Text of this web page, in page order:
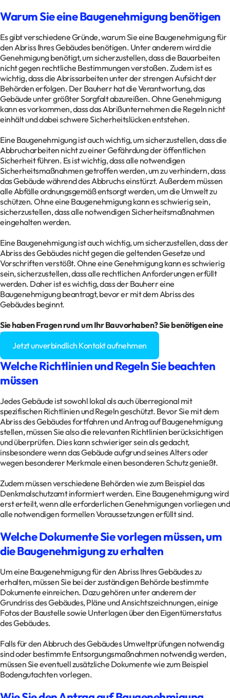
Warum Sie eine Baugenehmigung benötigen
Es gibt verschiedene Gründe, warum Sie eine Baugenehmigung für
den Abriss Ihres Gebäudes benötigen. Unter anderem wird die
Genehmigung benötigt, um sicherzustellen, dass die Bauarbeiten
nicht gegen rechtliche Bestimmungen verstoßen. Zudem ist es
wichtig, dass die Abrissarbeiten unter der strengen Aufsicht der
Behörden erfolgen. Der Bauherr hat die Verantwortung, das
Gebäude unter größter Sorgfalt abzureißen. Ohne Genehmigung
kann es vorkommen, dass das Abrißunternehmen die Regeln nicht
einhält und dabei schwere Sicherheitslücken entstehen.
Eine Baugenehmigung ist auch wichtig, um sicherzustellen, dass die
Abbrucharbeiten nicht zu einer Gefährdung der öffentlichen
Sicherheit führen. Es ist wichtig, dass alle notwendigen
Sicherheitsmaßnahmen getroffen werden, um zu verhindern, dass
das Gebäude während des Abbruchs einstürzt. Außerdem müssen
alle Abfälle ordnungsgemäß entsorgt werden, um die Umwelt zu
schützen. Ohne eine Baugenehmigung kann es schwierig sein,
sicherzustellen, dass alle notwendigen Sicherheitsmaßnahmen
eingehalten werden.
Eine Baugenehmigung ist auch wichtig, um sicherzustellen, dass der
Abriss des Gebäudes nicht gegen die geltenden Gesetze und
Vorschriften verstößt. Ohne eine Genehmigung kann es schwierig
sein, sicherzustellen, dass alle rechtlichen Anforderungen erfüllt
werden. Daher ist es wichtig, dass der Bauherr eine
Baugenehmigung beantragt, bevor er mit dem Abriss des
Gebäudes beginnt.
Sie haben Fragen rund um IhrBauvorhaben? Sie benötigen eine
Baugenehmigung?
Jetzt unverbindlich Kontakt aufnehmen
Welche Richtlinien und Regeln Sie beachten
müssen
Jedes Gebäude ist sowohl lokal als auch überregional mit
spezifischen Richtlinien und Regeln geschützt. Bevor Sie mit dem
Abriss des Gebäudes fortfahren und Antrag auf Baugenehmigung
stellen, müssen Sie also die relevanten Richtlinien berücksichtigen
und überprüfen. Dies kann schwieriger sein als gedacht,
insbesondere wenn das Gebäude aufgrund seines Alters oder
wegen besonderer Merkmale einen besonderen Schutz genießt.
Zudem müssen verschiedene Behörden wie zum Beispiel das
Denkmalschutzamt informiert werden. Eine Baugenehmigung wird
erst erteilt, wenn alle erforderlichen Genehmigungen vorliegen und
alle notwendigen formellen Voraussetzungen erfüllt sind.
Welche Dokumente Sie vorlegen müssen, um
die Baugenehmigung zu erhalten
Um eine Baugenehmigung für den Abriss Ihres Gebäudes zu
erhalten, müssen Sie bei der zuständigen Behörde bestimmte
Dokumente einreichen. Dazu gehören unter anderem der
Grundriss des Gebäudes, Pläne und Ansichtszeichnungen, einige
Fotos der Baustelle sowie Unterlagen über den Eigentümerstatus
des Gebäudes.
Falls für den Abbruch des Gebäudes Umweltprüfungen notwendig
sind oder bestimmte Entsorgungsmaßnahmen notwendig werden,
müssen Sie eventuell zusätzliche Dokumente wie zum Beispiel
Bodengutachten vorlegen.